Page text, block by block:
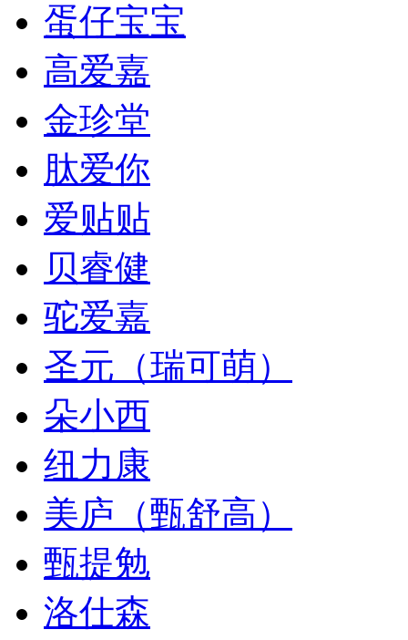
蛋仔宝宝
高爱嘉
金珍堂
肽爱你
爱贴贴
贝睿健
驼爱嘉
圣元（瑞可萌）
朵小西
纽力康
美庐（甄舒高）
甄提勉
洛仕森